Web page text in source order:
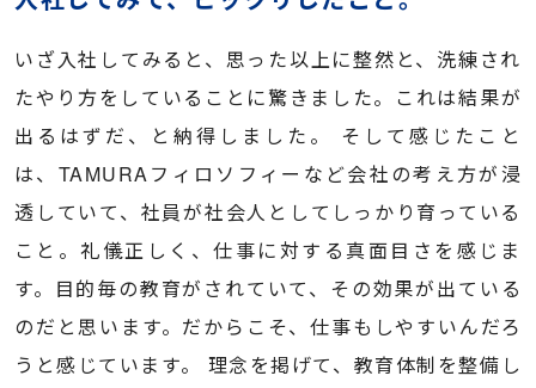
いざ入社してみると、思った以上に整然と、洗練され
たやり方をしていることに驚きました。これは結果が
出るはずだ、と納得しました。 そして感じたこと
は、TAMURAフィロソフィーなど会社の考え方が浸
透していて、社員が社会人としてしっかり育っている
こと。礼儀正しく、仕事に対する真面目さを感じま
す。目的毎の教育がされていて、その効果が出ている
のだと思います。だからこそ、仕事もしやすいんだろ
うと感じています。 理念を掲げて、教育体制を整備し